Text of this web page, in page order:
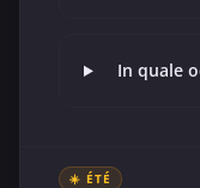
In quale
☀️ ÉTÉ